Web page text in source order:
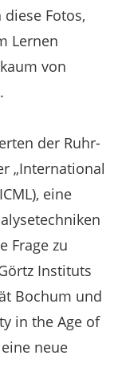
Fotos,
Lernen
von
der Ruhr-
„International
eine
Frage zu
Instituts
Bochum und
in the Age of
eine neue